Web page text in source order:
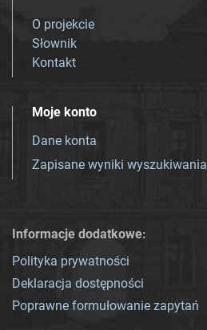
O projekcie
Słownik
Kontakt
Moje konto
Dane konta
Zapisane wyniki wyszukiwania
Informacje dodatkowe:
Polityka prywatności
Deklaracja dostępności
Poprawne formułowanie zapytań